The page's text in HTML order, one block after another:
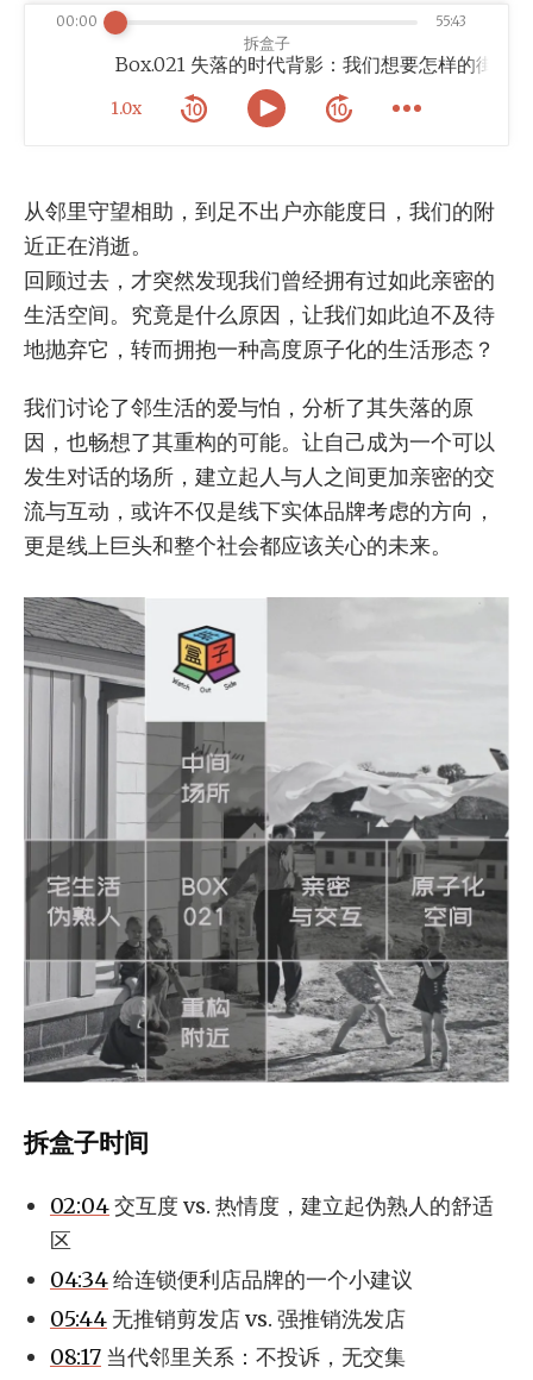
拆盒子
1.0x
00:00 55:43
从邻里守望相助，到足不出户亦能度日，我们的附
近正在消逝。
回顾过去，才突然发现我们曾经拥有过如此亲密的
生活空间。究竟是什么原因，让我们如此迫不及待
地抛弃它，转而拥抱一种高度原子化的生活形态？
我们讨论了邻生活的爱与怕，分析了其失落的原
因，也畅想了其重构的可能。让自己成为一个可以
发生对话的场所，建立起人与人之间更加亲密的交
流与互动，或许不仅是线下实体品牌考虑的方向，
更是线上巨头和整个社会都应该关心的未来。
拆盒子时间
02:04交互度 vs. 热情度，建立起伪熟人的舒适
区
04:34给连锁便利店品牌的一个小建议
05:44 无推销剪发店 vs. 强推销洗发店
08:17 当代邻里关系：不投诉，无交集